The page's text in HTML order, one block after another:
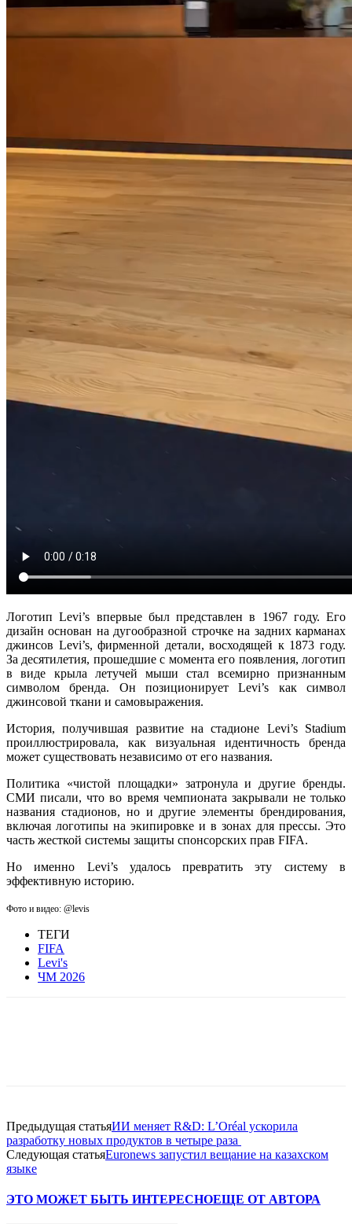
ЛоготипLevi’s впервые был представлен в 1967 году. Его
дизайн основан на дугообразной строчке на задних карманах
джинсов Levi’s, фирменной детали, восходящей к 1873 году.
За десятилетия, прошедшие с момента его появления, логотип
в виде крыла летучей мыши стал всемирно признанным
символом бренда. Он позиционирует Levi’s как символ
джинсовой ткани и самовыражения.
История, получившая развитие на стадионе Levi’s Stadium
проиллюстрировала, как визуальная идентичность бренда
может существовать независимо от его названия.
Политика «чистой площадки» затронула и другие бренды.
СМИ писали, что во время чемпионата закрывали не только
названия стадионов, но и другие элементы брендирования,
включая логотипы на экипировке и в зонах для прессы. Это
часть жесткой системы защиты спонсорских прав FIFA.
Но именно Levi’s удалось превратить эту систему в
эффективную историю.
Фото и видео: @levis
ТЕГИ
FIFA
Levi's
ЧМ 2026
Предыдущая статьяИИ меняет R&D: L’Oréal ускорила
разработку новых продуктов в четыре раза
Следующая статьяEuronews запустил вещание на казахском
языке
ЭТО МОЖЕТ БЫТЬ ИНТЕРЕСНОЕЩЕ ОТ АВТОРА